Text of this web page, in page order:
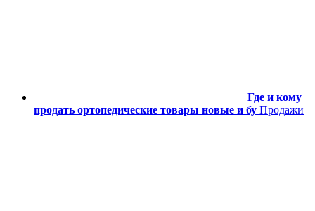
Где и кому
продать ортопедические товары новые и бу Продажи